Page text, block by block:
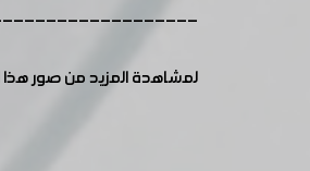
لمشاهدة المزيد من صور هذا